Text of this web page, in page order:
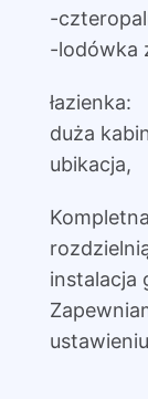
-
-lodówka
łazienka:
duża
ubikacja,
instalacja